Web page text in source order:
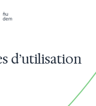
d’utilisation